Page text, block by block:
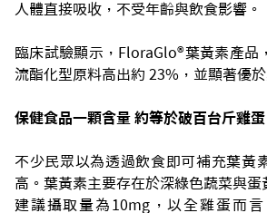
人體直接吸收，不受年齡與飲食影響。
臨床試驗顯示，FloraGlo®葉黃素產品
流酯化型原料高出約 23%，並顯著優
保健食品一顆含量 約等於破百台斤雞蛋
不少民眾以為透過飲食即可補充葉黃
高。葉黃素主要存在於深綠色蔬菜與蛋
建議攝取量為10mg，以全雞蛋而